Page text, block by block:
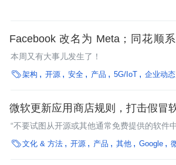
Facebook 改名为 Meta；同花顺
血亏；字节跳动回应“抄袭阿里 Ant
本周又有大事儿发生了！
架构 开源 安全 产品 5G/IoT 企业动态
微软更新应用商店规则，打击假冒
目违规付费上架
“不要试图从开源或其他通常免费提供的软件
相对于产品提供的特性和功能定价过高。”
文化 & 方法 开源 产品 其他 Google